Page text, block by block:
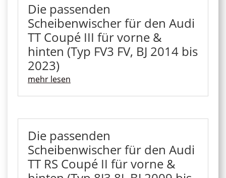
Die passenden
Scheibenwischer für den Audi
TT Coupé III für vorne &
hinten (Typ FV3 FV, BJ 2014 bis
2023)
mehr lesen
Die passenden
Scheibenwischer für den Audi
TT RS Coupé II für vorne &